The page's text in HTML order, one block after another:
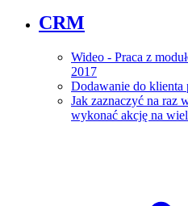
CRM
Wideo - Praca z
2017
Dodawanie do
Jak zaznaczyć na raz
wykonać akcję na